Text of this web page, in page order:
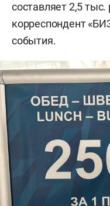
составляет 2,5
корреспондент
события.